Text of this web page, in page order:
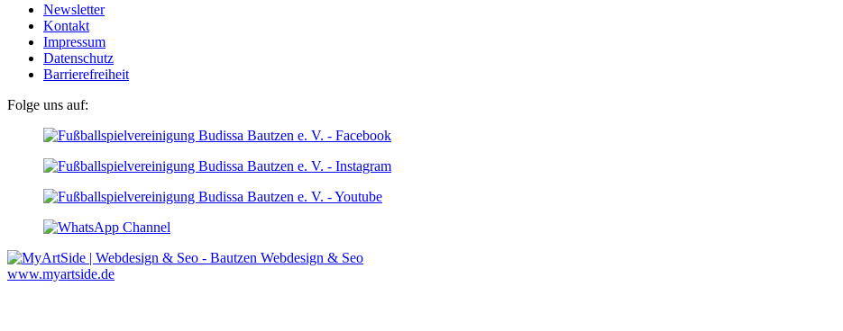
Newsletter
Kontakt
Impressum
Datenschutz
Barrierefreiheit
Folge uns auf:
Webdesign & Seo
www.myartside.de